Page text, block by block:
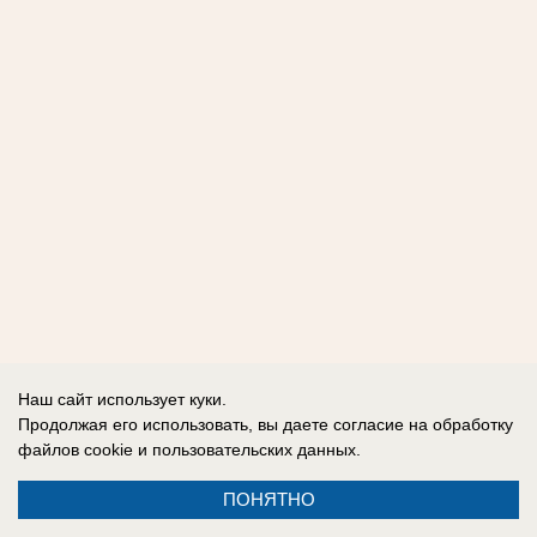
Наш сайт использует куки.
Продолжая его использовать, вы даете согласие на обработку
файлов cookie и пользовательских данных.
ПОНЯТНО